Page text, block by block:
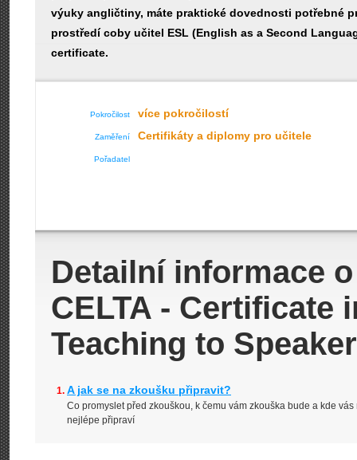
výuky angličtiny, máte praktické dovednosti potřebné
prostředí coby učitel ESL (English as a Second
certificate.
Pokročilost více pokročilostí
Zaměření Certifikáty a diplomy pro učitele
Pořadatel
Detailní informace
CELTA - Certificate
Teaching to
A jak se na zkoušku připravit?
Co promyslet před zkouškou, k čemu vám zkouška bude a kde vás
nejlépe připraví